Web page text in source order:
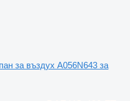
за въздух A056N643 за